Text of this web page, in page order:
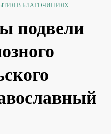
В БЛАГОЧИНИЯХ
подвели